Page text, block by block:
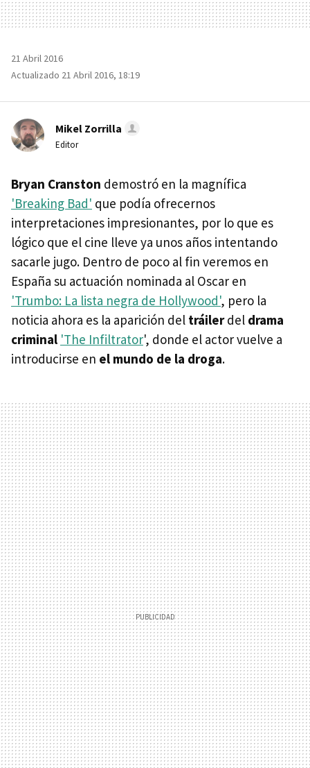
21 Abril 2016
Actualizado 21 Abril 2016, 18:19
Mikel Zorrilla
Editor
Bryan Cranston demostró en la magnífica
'Breaking Bad' que podía ofrecernos
interpretaciones impresionantes, por lo que es
lógico que el cine lleve ya unos años intentando
sacarle jugo. Dentro de poco al fin veremos en
España su actuación nominada al Oscar en
'Trumbo: La lista negra de Hollywood', pero la
noticia ahora es la aparición del tráilerdel drama
criminal 'The Infiltrator', donde el actor vuelve a
introducirse en el mundo de la droga.